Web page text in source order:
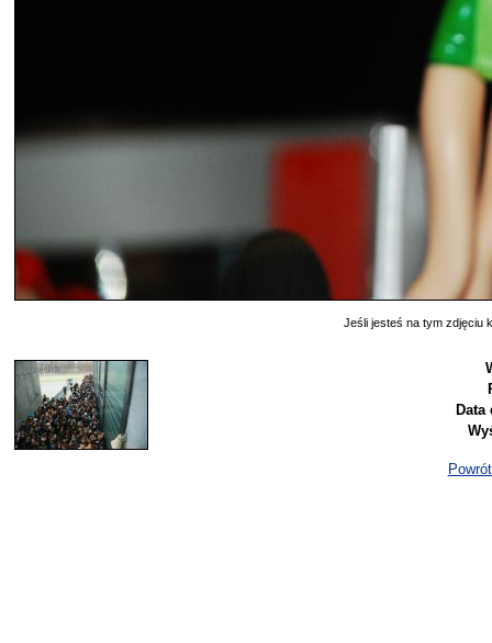
Jeśli jesteś na tym zdjęciu
Data